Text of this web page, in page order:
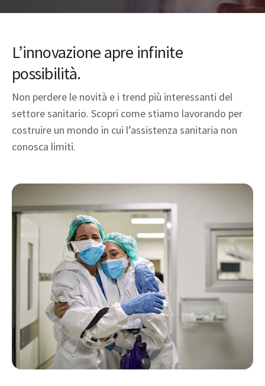
L’innovazione apre infinite
possibilità.
Non perdere le novità e i trend più interessanti del
settore sanitario. Scopri come stiamo lavorando per
costruire un mondo in cui l’assistenza sanitaria non
conosca limiti.